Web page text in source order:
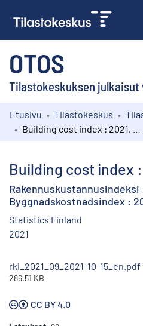
OTOS
Tilastokeskuksen julkaisut
Kokoelmat
Etusivu Tilastokeskus
Building cost index
Rakennuskustannusindeksi
Byggnadskostnadsindex :
Statistics Finland
2021
rki_2021_09_2021-10-15_en.pdf
286.51 KB
CC BY 4.0